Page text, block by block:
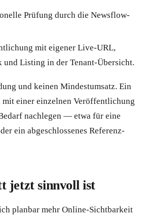
Prüfung durch die Newsflow-
mit eigener Live-URL,
Listing in der Tenant-Übersicht.
und keinen Mindestumsatz. Ein
einer einzelnen Veröffentlichung
nachlegen — etwa für eine
ein abgeschlossenes Referenz-
jetzt sinnvoll ist
planbar mehr Online-Sichtbarkeit